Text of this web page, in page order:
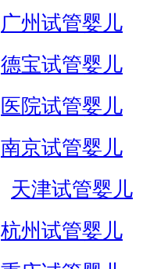
广州试管婴儿
德宝试管婴儿
医院试管婴儿
南京试管婴儿
天津试管婴儿
杭州试管婴儿